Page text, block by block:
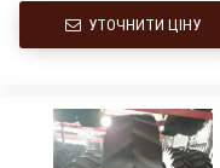
УТОЧНИТИ ЦІНУ